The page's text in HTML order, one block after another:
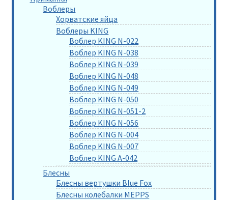
Воблеры
Хорватские яйца
Воблеры KING
Воблер KING N-022
Воблер KING N-038
Воблер KING N-039
Воблер KING N-048
Воблер KING N-049
Воблер KING N-050
Воблер KING N-051-2
Воблер KING N-056
Воблер KING N-004
Воблер KING N-007
Воблер KING A-042
Блесны
Блесны вертушки Blue Fox
Блесны колебалки MEPPS